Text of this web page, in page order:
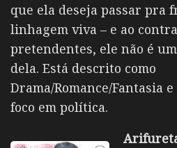
que ela deseja passar pra
linhagem viva – e ao
pretendentes, ele não é
dela. Está descrito como
Drama/Romance/Fantasia
foco em política.